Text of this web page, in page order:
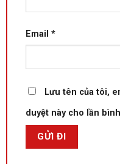
Email *
Lưu tên của tôi,
duyệt này cho lần